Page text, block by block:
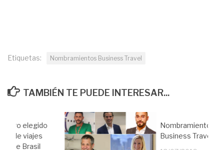
Etiquetas: Nombramientos Business Travel
TAMBIÉN TE PUEDE INTERESAR...
Nombramientos
Business Travel
elegido
de viajes
de Brasil